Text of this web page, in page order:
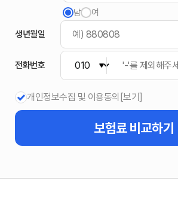
남 여
생년월일
전화번호
개인정보수집 및 이용동의 [보기]
보험료비교하기